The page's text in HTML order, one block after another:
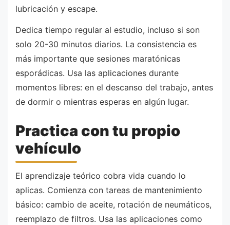
lubricación y escape.
Dedica tiempo regular al estudio, incluso si son
solo 20-30 minutos diarios. La consistencia es
más importante que sesiones maratónicas
esporádicas. Usa las aplicaciones durante
momentos libres: en el descanso del trabajo, antes
de dormir o mientras esperas en algún lugar.
Practica con tu propio
vehículo
El aprendizaje teórico cobra vida cuando lo
aplicas. Comienza con tareas de mantenimiento
básico: cambio de aceite, rotación de neumáticos,
reemplazo de filtros. Usa las aplicaciones como